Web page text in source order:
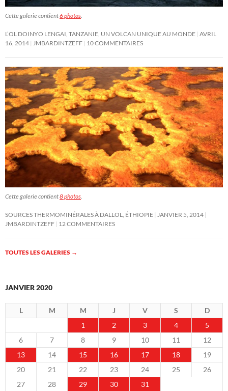
Cette galerie contient6 photos.
L’OL DOINYO LENGAI, TANZANIE, UN VOLCAN UNIQUE AU MONDE AVRIL
16, 2014 JMBARDINTZEFF 10 COMMENTAIRES
Cette galerie contient8 photos.
SOURCES THERMOMINÉRALES À DALLOL, ÉTHIOPIE JANVIER 5, 2014
JMBARDINTZEFF 12 COMMENTAIRES
TOUTES LES GALERIES →
JANVIER 2020
L M M J V S
D
1
2 3 4
5
6
7 8 9 10 11
12
13
14 15 16 17 18
19
20
21 22 23 24 25
26
27
28 29 30
31